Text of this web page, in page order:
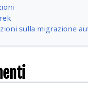
sulla migrazione